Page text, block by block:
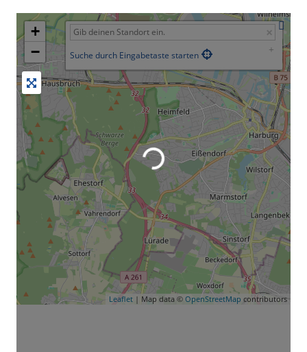
+
−
Suche durch Eingabetaste starten
Leaflet | Map data © OpenStreetMap contributors